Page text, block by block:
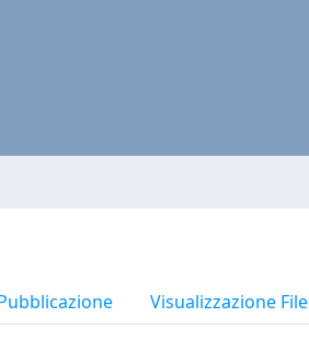
Visualizzazione File